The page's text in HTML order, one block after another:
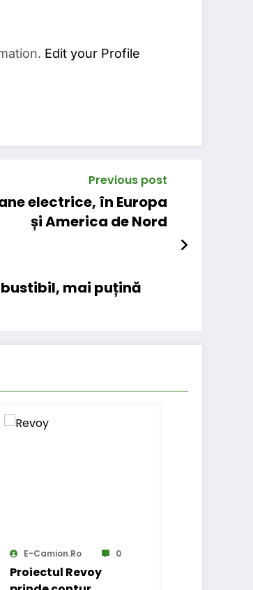
Edit your Profile
Previous post
electrice, în Europa
și America de Nord
mai puțină
E-Camion.ro 0
Proiectul Revoy